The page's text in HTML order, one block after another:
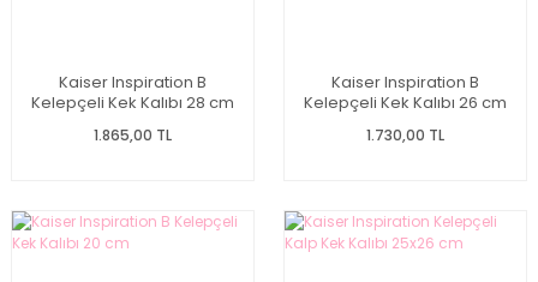
Kaiser Inspiration B
Kelepçeli Kek Kalıbı 28 cm
1.865,00 TL
Kaiser Inspiration B
Kelepçeli Kek Kalıbı 26 cm
1.730,00 TL